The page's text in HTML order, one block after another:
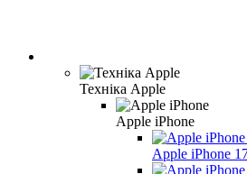
Техніка Apple
Apple iPhone
Apple iPhone